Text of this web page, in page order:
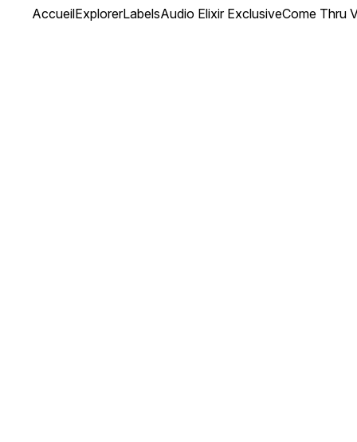
AccueilExplorerLabelsAudio Elixir ExclusiveCome Thru